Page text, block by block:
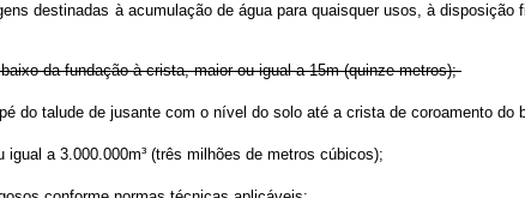
destinadas à acumulação de água para quaisquer usos, à
da fundação à crista, maior ou igual a 15m (quinze metros);
do talude de jusante com o nível do solo até a crista de coroamento
igual a 3.000.000m³ (três milhões de metros cúbicos);